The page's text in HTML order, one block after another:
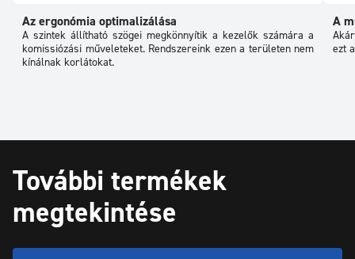
Az ergonómia optimalizálása
A szintek állítható szögei megkönnyítik a kezelők számára a
komissiózási műveleteket. Rendszereink ezen a területen nem
kínálnak korlátokat.
A
ezt
További termékek
megtekintése